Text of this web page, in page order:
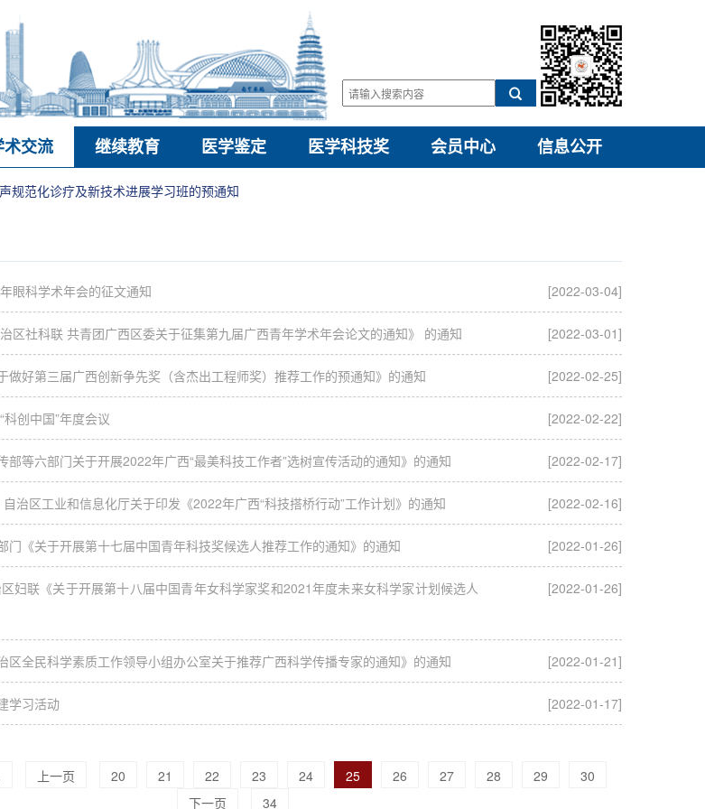
术交流 继续教育 医学鉴定 医学科技奖 会员中心 信息公开
规范化诊疗及新技术进展学习班的预通知
眼科学术年会的征文通知 [2022-03-04]
区社科联 共青团广西区委关于征集第九届广西青年学术年会论文的通知》 的通知 [2022-03-01]
做好第三届广西创新争先奖（含杰出工程师奖）推荐工作的预通知》的通知 [2022-02-25]
创中国”年度会议 [2022-02-22]
部等六部门关于开展2022年广西“最美科技工作者”选树宣传活动的通知》的通知 [2022-02-17]
治区工业和信息化厅关于印发《2022年广西“科技搭桥行动”工作计划》的通知 [2022-02-16]
门《关于开展第十七届中国青年科技奖候选人推荐工作的通知》的通知 [2022-01-26]
妇联《关于开展第十八届中国青年女科学家奖和2021年度未来女科学家计划候选人
[2022-01-26]
区全民科学素质工作领导小组办公室关于推荐广西科学传播专家的通知》的通知 [2022-01-21]
学习活动 [2022-01-17]
上一页 20 21 22 23 24 25 26 27 28 29
30
下一页
34